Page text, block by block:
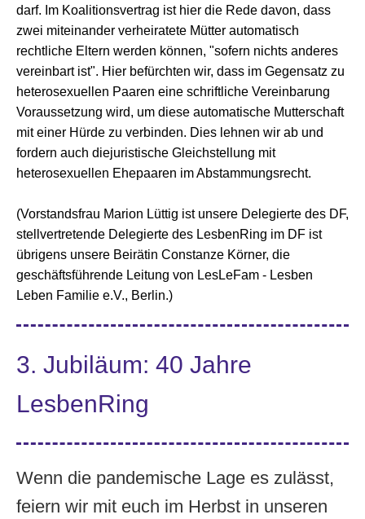
darf. Im Koalitionsvertrag ist hier die Rede davon, dass
zwei miteinander verheiratete Mütter automatisch
rechtliche Eltern werden können, "sofern nichts anderes
vereinbart ist". Hier befürchten wir, dass im Gegensatz zu
heterosexuellen Paaren eine schriftliche Vereinbarung
Voraussetzung wird, um diese automatische Mutterschaft
mit einer Hürde zu verbinden. Dies lehnen wir ab und
fordern auch diejuristische Gleichstellung mit
heterosexuellen Ehepaaren im Abstammungsrecht.
(Vorstandsfrau Marion Lüttig ist unsere Delegierte des DF,
stellvertretende Delegierte des LesbenRing im DF ist
übrigens unsere Beirätin Constanze Körner, die
geschäftsführende Leitung von LesLeFam - Lesben
Leben Familie e.V., Berlin.)
3. Jubiläum: 40 Jahre
LesbenRing
Wenn die pandemische Lage es zulässt,
feiern wir mit euch im Herbst in unseren